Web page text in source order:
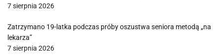
7 sierpnia 2026
Zatrzymano 19-latka podczas próby oszustwa seniora metodą „na
lekarza”
7 sierpnia 2026